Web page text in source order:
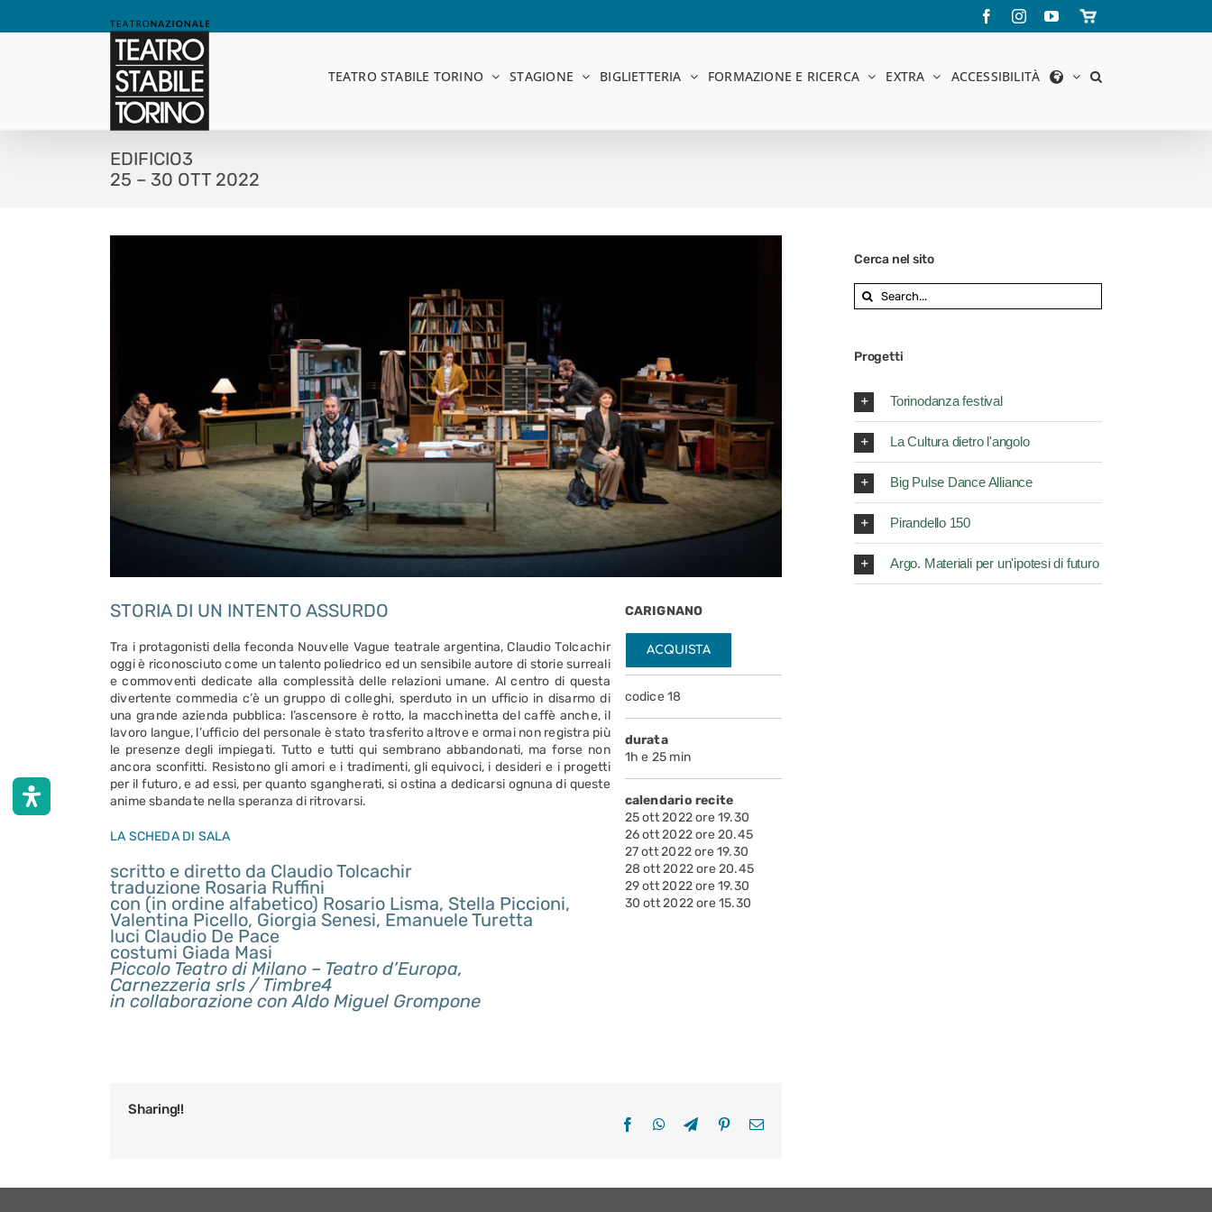
FacebookInstagramYouTube
Store
online
TEATRO STABILE TORINO STAGIONE BIGLIETTERIA FORMAZIONE E RICERCA EXTRA ACCESSIBILITÀ
EDIFICIO3
25 – 30 OTT 2022
STORIA DI UN INTENTO ASSURDO
Tra i protagonisti della feconda Nouvelle Vague teatrale argentina, Claudio Tolcachir
oggi è riconosciuto come un talento poliedrico ed unsensibile autore di storie surreali
e commoventi dedicate alla complessità delle relazioni umane. Al centro di questa
divertente commedia c’è un gruppo di colleghi, sperduto in un ufficio in disarmo di
una grande azienda pubblica: l’ascensore è rotto, la macchinetta del caffè anche, il
lavoro langue, l’ufficio del personale è stato trasferito altrove e ormai non registra più
le presenzedegli impiegati. Tutto e tutti qui sembrano abbandonati, ma forse non
ancora sconfitti. Resistono gli amori e i tradimenti, gli equivoci, i desideri e i progetti
per il futuro, e ad essi, per quanto sgangherati, si ostina a dedicarsi ognuna di queste
anime sbandate nella speranza di ritrovarsi.
LA SCHEDA DI SALA
scritto e diretto da Claudio Tolcachir
traduzione Rosaria Ruffini
con (in ordine alfabetico) Rosario Lisma, Stella Piccioni,
Valentina Picello, Giorgia Senesi, Emanuele Turetta
luci Claudio De Pace
costumi Giada Masi
Piccolo Teatro di Milano – Teatro d’Europa,
Carnezzeria srls / Timbre4
in collaborazione con Aldo Miguel Grompone
CARIGNANO
ACQUISTA
codice 18
durata
1h e 25 min
calendario recite
25 ott 2022 ore 19.30
26 ott 2022 ore 20.45
27 ott 2022 ore 19.30
28 ott 2022 ore 20.45
29 ott 2022 ore 19.30
30 ott 2022 ore 15.30
Sharing!!
FacebookWhatsApp
TelegramPinterestEmail
Cerca nel sito
Search
for:
Progetti
Torinodanza festival
La Cultura dietro l'angolo
Big Pulse Dance Alliance
Pirandello 150
Argo. Materiali per un'ipotesi di futuro